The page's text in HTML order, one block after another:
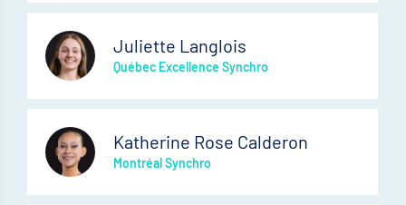
Juliette Langlois
Québec Excellence Synchro
Katherine Rose Calderon
Montréal Synchro